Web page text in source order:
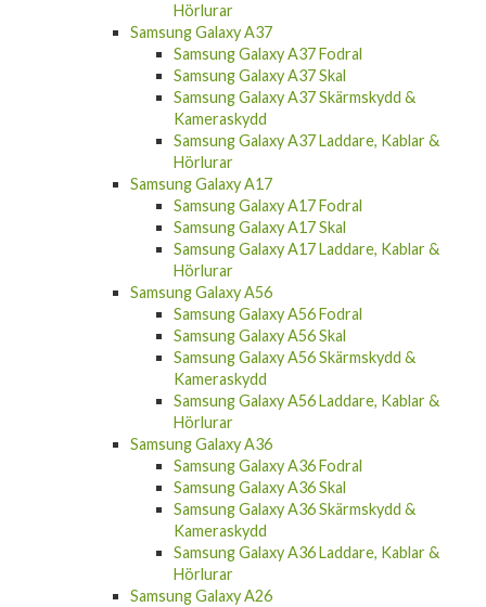
Hörlurar
Samsung Galaxy A37
Samsung Galaxy A37 Fodral
Samsung Galaxy A37 Skal
Samsung Galaxy A37 Skärmskydd &
Kameraskydd
Samsung Galaxy A37 Laddare, Kablar &
Hörlurar
Samsung Galaxy A17
Samsung Galaxy A17 Fodral
Samsung Galaxy A17 Skal
Samsung Galaxy A17 Laddare, Kablar &
Hörlurar
Samsung Galaxy A56
Samsung Galaxy A56 Fodral
Samsung Galaxy A56 Skal
Samsung Galaxy A56 Skärmskydd &
Kameraskydd
Samsung Galaxy A56 Laddare, Kablar &
Hörlurar
Samsung Galaxy A36
Samsung Galaxy A36 Fodral
Samsung Galaxy A36 Skal
Samsung Galaxy A36 Skärmskydd &
Kameraskydd
Samsung Galaxy A36 Laddare, Kablar &
Hörlurar
Samsung Galaxy A26